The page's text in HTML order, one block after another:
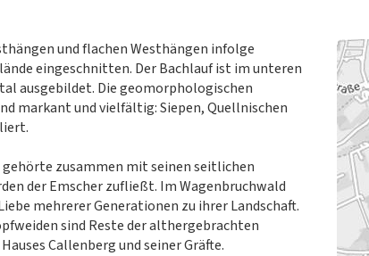
und flachen Westhängen infolge
eingeschnitten. Der Bachlauf ist im unteren
ausgebildet. Die geomorphologischen
markant und vielfältig: Siepen, Quellnischen
zusammen mit seinen seitlichen
der Emscher zufließt. Im Wagenbruchwald
mehrerer Generationen zu ihrer Landschaft.
sind Reste der althergebrachten
Callenberg und seiner Gräfte.